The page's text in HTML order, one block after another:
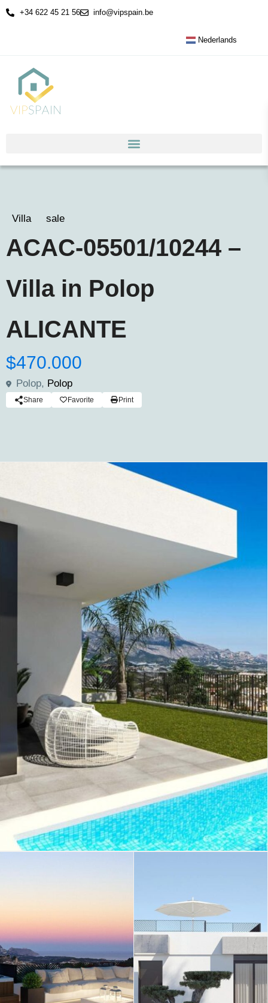
+34 622 45 21 56 info@vipspain.be
Nederlands
Villa sale
ACAC-05501/10244 –
Villa in Polop
ALICANTE
$470.000
Polop, Polop
Share Favorite Print